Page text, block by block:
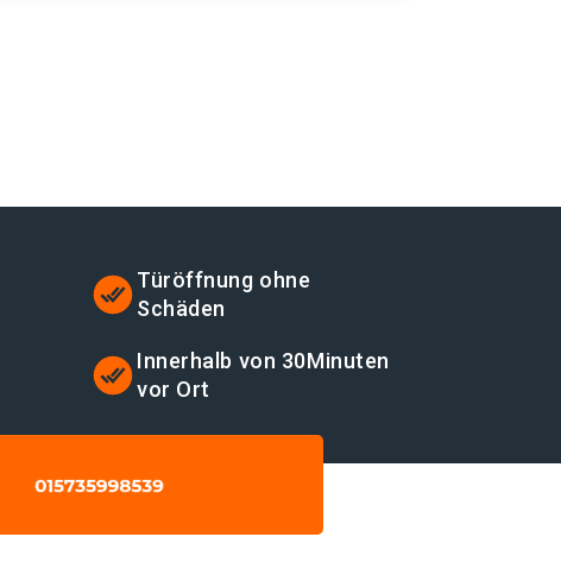
Türöffnung ohne
Schäden
Innerhalb von 30Minuten
vor Ort